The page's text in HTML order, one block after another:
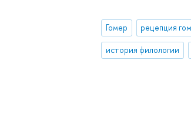
Гомер
история филологии